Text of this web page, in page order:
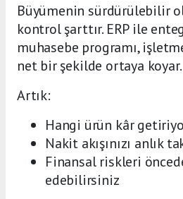
Büyümenin sürdürülebilir
kontrol şarttır. ERP ile
muhasebe programı,
net bir şekilde ortaya koyar.
Artık:
Hangi ürün kâr
Nakit akışınızı anlık
Finansal riskleri
edebilirsiniz